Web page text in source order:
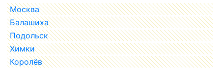
Москва
Балашиха
Подольск
Химки
Королёв